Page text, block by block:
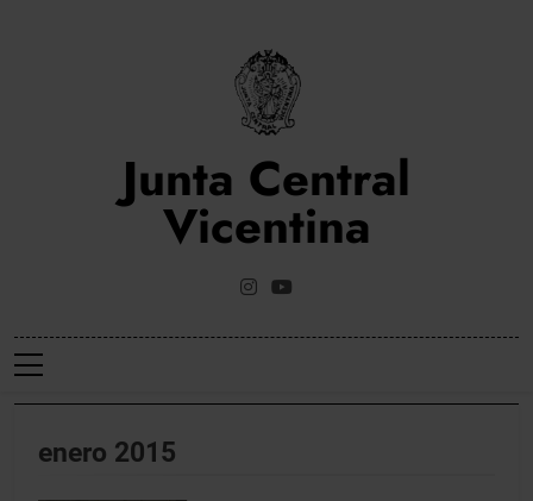
Junta Central
Vicentina
Web Oficial De La Junta Central Vicentina De Valencia
enero 2015